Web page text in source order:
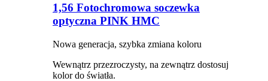
1,56 Fotochromowa soczewka
optyczna PINK HMC
Nowa generacja, szybka zmiana koloru
Wewnątrz przezroczysty, na zewnątrz dostosuj
kolor do światła.